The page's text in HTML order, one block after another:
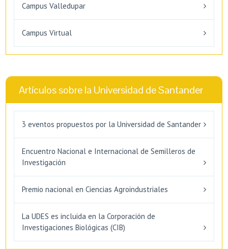
Campus Valledupar
Campus Virtual
Artículos sobre la Universidad de Santander
3 eventos propuestos por la Universidad de Santander
Encuentro Nacional e Internacional de Semilleros de
Investigación
Premio nacional en Ciencias Agroindustriales
La UDES es incluida en la Corporación de
Investigaciones Biológicas (CIB)